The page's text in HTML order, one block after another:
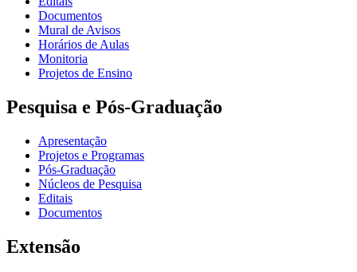
Documentos
Mural de Avisos
Horários de Aulas
Monitoria
Projetos de Ensino
Pesquisa e Pós-Graduação
Apresentação
Projetos e Programas
Pós-Graduação
Núcleos de Pesquisa
Editais
Documentos
Extensão